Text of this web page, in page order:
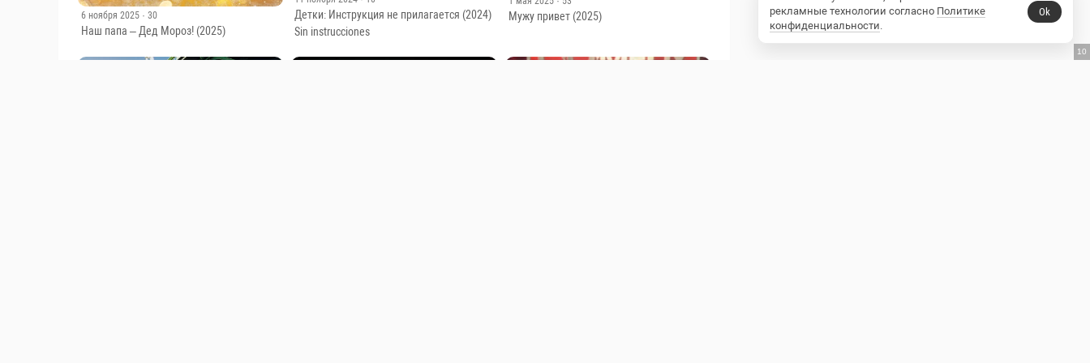
6 ноября 2025 · 30
Наш папа – Дед Мороз! (2025)
Детки: Инструкция не прилагается (2024)
Sin instrucciones
Мужу привет (2025)
рекламные технологии согласно Политике
конфиденциальности.
Ok
9